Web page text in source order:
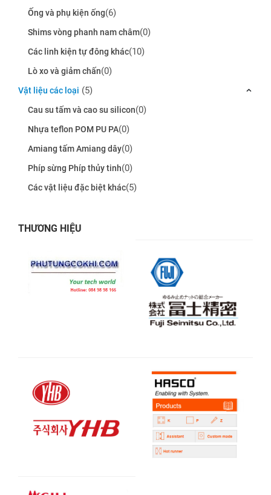
Ống và phụ kiện ống(6)
Shims vòng phanh nam châm(0)
Các linh kiện tự đông khác(10)
Lò xo và giảm chấn(0)
Vật liệu các loại (5)
Cau su tấm và cao su silicon(0)
Nhựa teflon POM PU PA(0)
Amiang tấm Amiang dây(0)
Phíp sừng Phíp thủy tinh(0)
Các vật liệu đặc biệt khác(5)
THƯƠNG HIỆU